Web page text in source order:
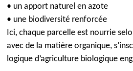
• un apport naturel en azote
• une biodiversité renforcée
Ici, chaque parcelle est nourrie
avec de la matière organique,
logique d’agriculture biologique